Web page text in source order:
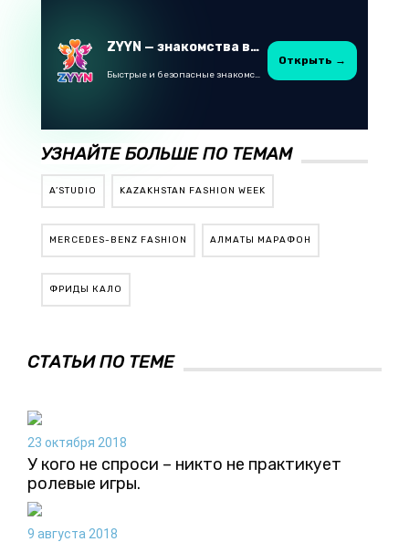
ZYYN — знакомства в Казахстане
Быстрые и безопасные знакомства в Telegram
Открыть →
УЗНАЙТЕ БОЛЬШЕ ПО ТЕМАМ
A’STUDIO KAZAKHSTAN FASHION WEEK
MERCEDES-BENZ FASHION АЛМАТЫ МАРАФОН
ФРИДЫ КАЛО
СТАТЬИ ПО ТЕМЕ
23 октября 2018
У кого не спроси – никто не практикует
ролевые игры.
9 августа 2018